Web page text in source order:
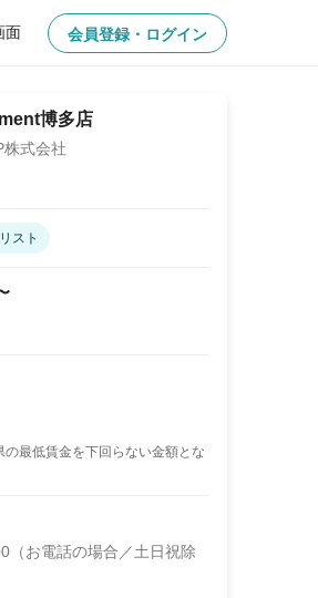
面 会員登録・ログイン
博多店
株式会社
スト
最低賃金を下回らない金額とな
（お電話の場合／土日祝除